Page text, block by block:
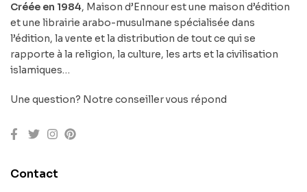
Créée en 1984, Maison d’Ennour est une maison d’édition
et une librairie arabo-musulmane spécialisée dans
l’édition, la vente et la distribution de tout ce qui se
rapporte à la religion, la culture, les arts et la civilisation
islamiques…
Une question? Notre conseiller vous répond
Contact